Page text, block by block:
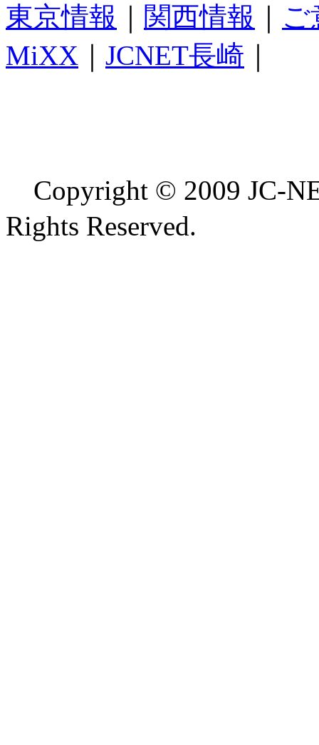
東京情報 ｜ 関西情報 ｜ ご
MiXX ｜ JCNET長崎 ｜
Copyright © 2009 JC-
Rights Reserved.